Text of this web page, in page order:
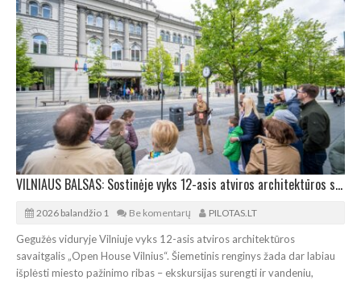
VILNIAUS BALSAS: Sostinėje vyks 12-asis atviros architektūros savaitgalis
2026 balandžio 1 Be komentarų PILOTAS.LT
Gegužės viduryje Vilniuje vyks 12-asis atviros architektūros
savaitgalis „Open House Vilnius“. Šiemetinis renginys žada dar labiau
išplėsti miesto pažinimo ribas – ekskursijas surengti ir vandeniu,